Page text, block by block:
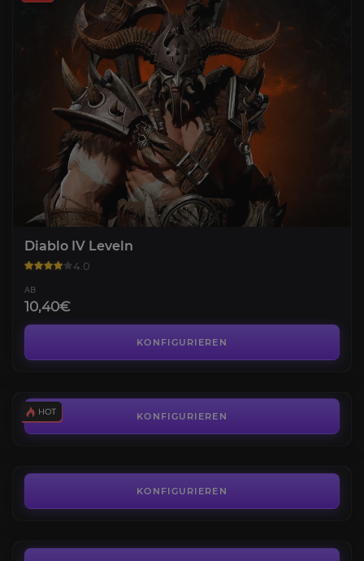
Diablo IV Leveln
4.0
AB
10,40€
KONFIGURIEREN
KONFIGURIEREN
Lord Zir
KONFIGURIEREN